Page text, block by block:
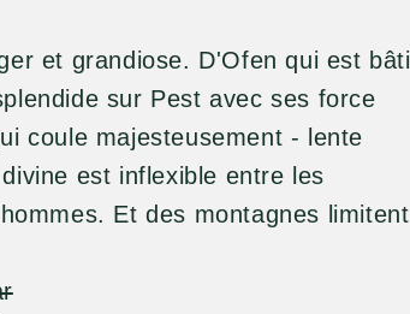
et grandiose. D'Ofen qui est bâti
sur Pest avec ses force
coule majesteusement - lente
est inflexible entre les
Et des montagnes limitent